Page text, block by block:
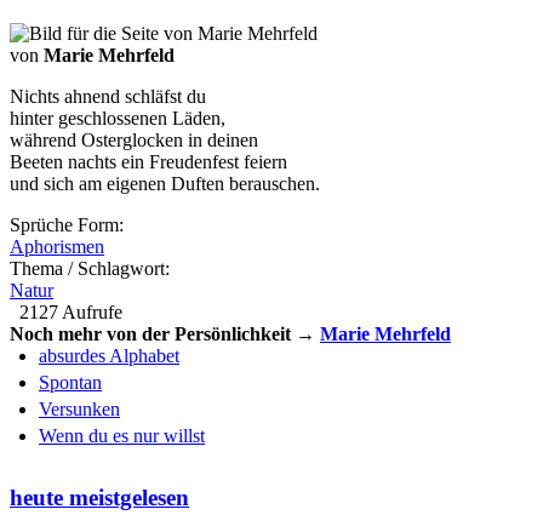
von Marie Mehrfeld
Nichts ahnend schläfst du
hinter geschlossenen Läden,
während Osterglocken in deinen
Beeten nachts ein Freudenfest feiern
und sich am eigenen Duften berauschen.
Sprüche Form:
Aphorismen
Thema / Schlagwort:
Natur
2127 Aufrufe
Noch mehr von der Persönlichkeit → Marie Mehrfeld
absurdes Alphabet
Spontan
Versunken
Wenn du es nur willst
heute meistgelesen